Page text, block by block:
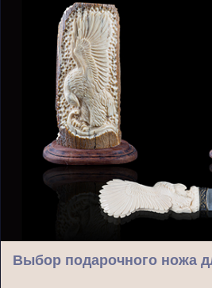
Выбор подарочного ножа